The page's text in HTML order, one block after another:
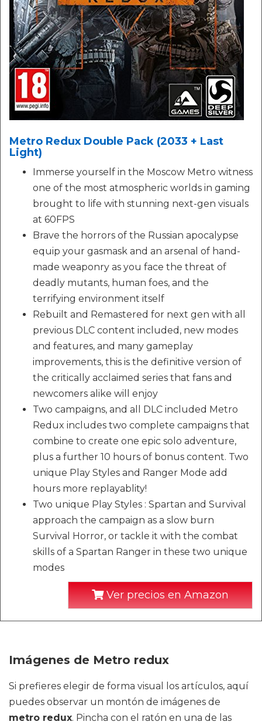
Metro Redux Double Pack (2033 + Last
Light)
Immerse yourself in the Moscow Metro witness
one of the most atmospheric worlds in gaming
brought to life with stunning next-gen visuals
at 60FPS
Brave the horrors of the Russian apocalypse
equip your gasmask and an arsenal of hand-
made weaponry as you face the threat of
deadly mutants, human foes, and the
terrifying environment itself
Rebuilt and Remastered for next gen with all
previous DLC content included, new modes
and features, and many gameplay
improvements, this is the definitive version of
the critically acclaimed series that fans and
newcomers alike will enjoy
Two campaigns, and all DLC included Metro
Redux includes two complete campaigns that
combine to create one epic solo adventure,
plus a further 10 hours of bonus content. Two
unique Play Styles and Ranger Mode add
hours more replayablity!
Two unique Play Styles : Spartan and Survival
approach the campaign as a slow burn
Survival Horror, or tackle it with the combat
skills of a Spartan Ranger in these two unique
modes
Ver precios en Amazon
Imágenes de Metro redux
Si prefieres elegir de forma visual los artículos, aquí
puedes observar un montón de imágenes de
metro redux. Pincha con el ratón en una de las